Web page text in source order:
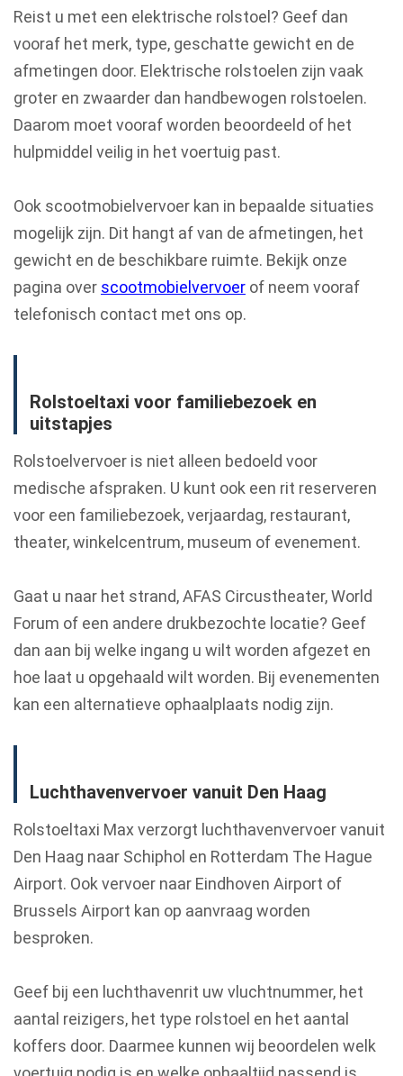
Reist u met een elektrische rolstoel? Geef dan
vooraf het merk, type, geschatte gewicht en de
afmetingen door. Elektrische rolstoelen zijn vaak
groter en zwaarder dan handbewogen rolstoelen.
Daarom moet vooraf worden beoordeeld of het
hulpmiddel veilig in het voertuig past.
Ook scootmobielvervoer kan in bepaalde situaties
mogelijk zijn. Dit hangt af van de afmetingen, het
gewicht en de beschikbare ruimte. Bekijk onze
pagina over scootmobielvervoer of neem vooraf
telefonisch contact met ons op.
Rolstoeltaxi voor familiebezoek en
uitstapjes
Rolstoelvervoer is niet alleen bedoeld voor
medische afspraken. U kunt ook een rit reserveren
voor een familiebezoek, verjaardag, restaurant,
theater, winkelcentrum, museum of evenement.
Gaat u naar het strand, AFAS Circustheater, World
Forum of een andere drukbezochte locatie? Geef
dan aan bij welke ingang u wilt worden afgezet en
hoe laat u opgehaald wilt worden. Bij evenementen
kan een alternatieve ophaalplaats nodig zijn.
Luchthavenvervoer vanuit Den Haag
Rolstoeltaxi Max verzorgt luchthavenvervoer vanuit
Den Haag naar Schiphol en Rotterdam The Hague
Airport. Ook vervoer naar Eindhoven Airport of
Brussels Airport kan op aanvraag worden
besproken.
Geef bij een luchthavenrit uw vluchtnummer, het
aantal reizigers, het type rolstoel en het aantal
koffers door. Daarmee kunnen wij beoordelen welk